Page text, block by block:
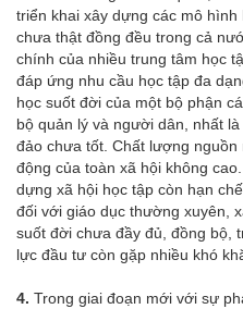
triển khai xây dựng các mô
chưa thật đồng đều trong cả
chính của nhiều trung tâm học
đáp ứng nhu cầu học tập đa
học suốt đời của một bộ phận
bộ quản lý và người dân, nhất
đảo chưa tốt. Chất lượng
động của toàn xã hội không
dựng xã hội học tập còn hạn
đối với giáo dục thường xuyên,
suốt đời chưa đầy đủ, đồng bộ,
lực đầu tư còn gặp nhiều khó
4. Trong giai đoạn mới với sự